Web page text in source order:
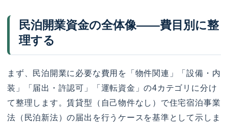
民泊開業資金の全体像——費目別に整
理する
まず、民泊開業に必要な費用を「物件関連」「設備・内
装」「届出・許認可」「運転資金」の4カテゴリに分け
て整理します。賃貸型（自己物件なし）で住宅宿泊事業
法（民泊新法）の届出を行うケースを基準として示しま